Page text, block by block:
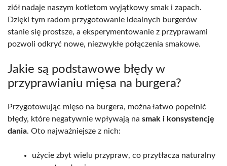
ziół nadaje naszym kotletom wyjątkowy smak i zapach.
Dzięki tym radom przygotowanie idealnych burgerów
stanie się prostsze, a eksperymentowanie z przyprawami
pozwoli odkryć nowe, niezwykłe połączenia smakowe.
Jakie są podstawowe błędy w
przyprawianiu mięsa na burgera?
Przygotowując mięso na burgera, można łatwo popełnić
błędy, które negatywnie wpływają na smak i konsystencję
dania. Oto najważniejsze z nich:
użycie zbyt wielu przypraw, co przytłacza naturalny